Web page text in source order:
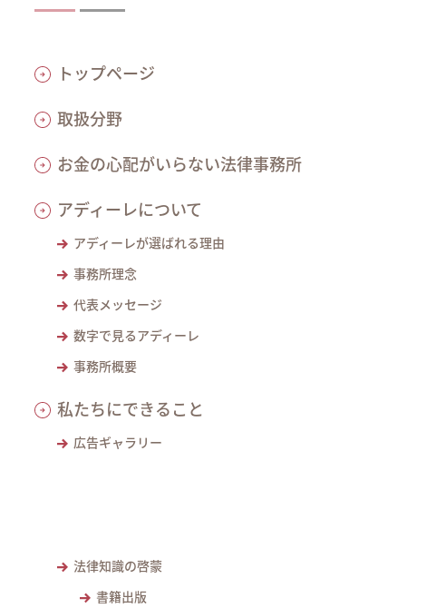
トップページ
取扱分野
お金の心配がいらない法律事務所
アディーレについて
アディーレが選ばれる理由
事務所理念
代表メッセージ
数字で見るアディーレ
事務所概要
私たちにできること
広告ギャラリー
法律知識の啓蒙
書籍出版